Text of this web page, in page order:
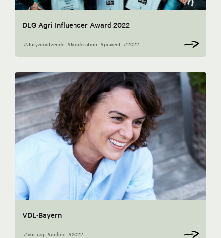
DLG Agri Influencer Award 2022
#Juryvorsitzende #Moderation #präsent #2022
VDL-Bayern
#Vortrag #online #2022